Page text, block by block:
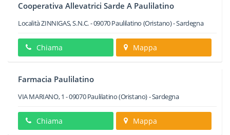
Cooperativa Allevatrici Sarde A Paulilatino
Località ZINNIGAS, S.N.C.-09070Paulilatino (Oristano) -Sardegna
Chiama Mappa
Farmacia Paulilatino
VIA MARIANO, 1 -09070 Paulilatino(Oristano) -Sardegna
Chiama Mappa